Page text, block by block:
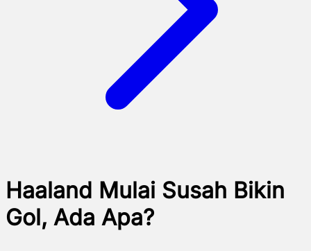
Haaland Mulai Susah Bikin
Gol, Ada Apa?